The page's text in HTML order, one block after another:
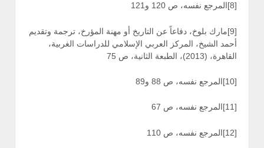
[8]المرجع نفسه، ص 120 و121
[9]مارك بلوخ، دفاعاً عن التاريخ أو مهنة المؤرخ، ترجمة وتقديم
أحمد الشيخ، المركز العربي الإسلامي للدراسات الغربية،
القاهرة، (2013)، الطبعة الثانية، ص 75
[10]المرجع نفسه، ص 88 و89
[11]المرجع نفسه، ص 67
[12]المرجع نفسه، ص 110